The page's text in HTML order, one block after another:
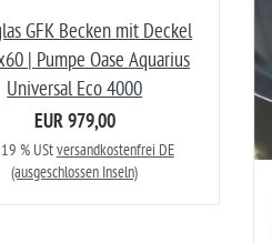
GFK Becken mit Deckel
| Pumpe Oase Aquarius
Universal Eco 4000
EUR 979,00
% UStversandkostenfrei DE
(ausgeschlossen Inseln)